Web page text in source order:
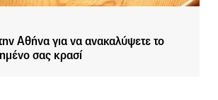
Αθήνα για να ανακαλύψετε το
σας κρασί